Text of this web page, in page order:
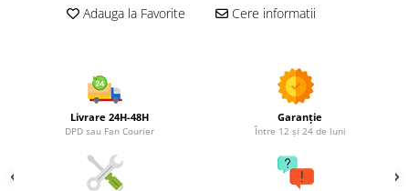
Mașini hidraulice de despicat
Plug de scos cartofi
Freze de pamant
Adauga la Favorite Cere informatii
Livrare 24H-48H
DPD sau Fan Courier
Garanție
Între 12 și 24 de luni